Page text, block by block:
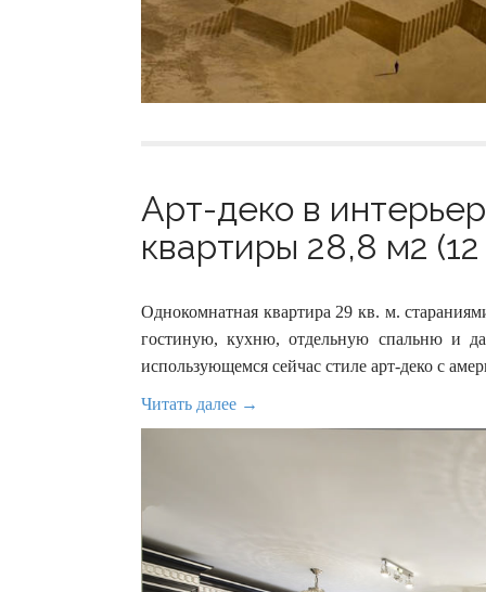
Арт-деко в
квартиры 28,8 м2
Однокомнатная квартира 29 кв. м.
гостиную, кухню, отдельную спальню и
использующемся сейчас стиле арт-деко с
Читать далее →